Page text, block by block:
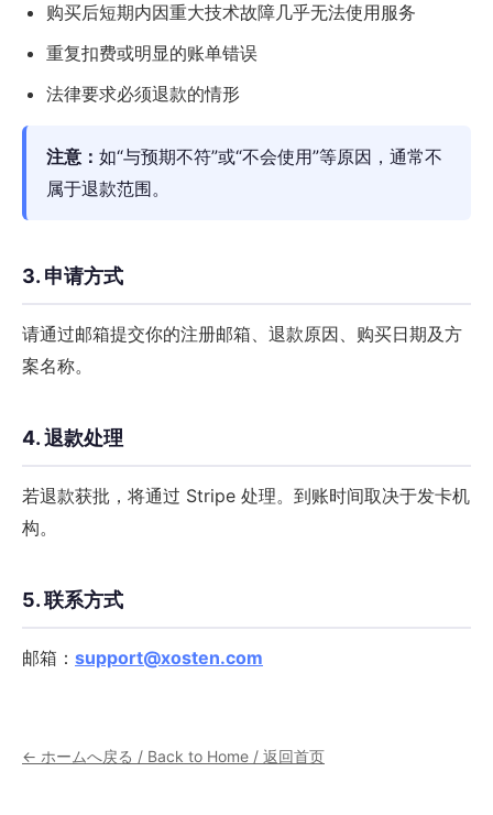
购买后短期内因重大技术故障几乎无法使用服务
重复扣费或明显的账单错误
法律要求必须退款的情形
注意： 如“与预期不符”或“不会使用”等原因，通常不
属于退款范围。
3. 申请方式
请通过邮箱提交你的注册邮箱、退款原因、购买日期及方
案名称。
4. 退款处理
若退款获批，将通过 Stripe 处理。到账时间取决于发卡机
构。
5. 联系方式
邮箱： support@xosten.com
← ホームへ戻る / Back to Home / 返回首页